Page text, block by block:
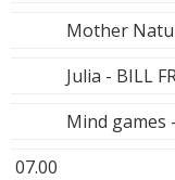
Mother
Julia - BILL
Mind games
07.00